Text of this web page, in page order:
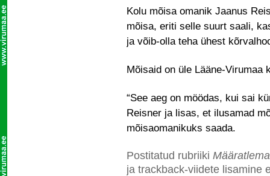
Kolu mõisa omanik Jaanus
mõisa, eriti selle suurt saali,
ja võib-olla teha ühest
Mõisaid on üle Lääne-
“See aeg on möödas, kui sai
Reisner ja lisas, et ilusamad
mõisaomanikuks saada.
Postitatud rubriiki
ja trackback-viidete lisamine